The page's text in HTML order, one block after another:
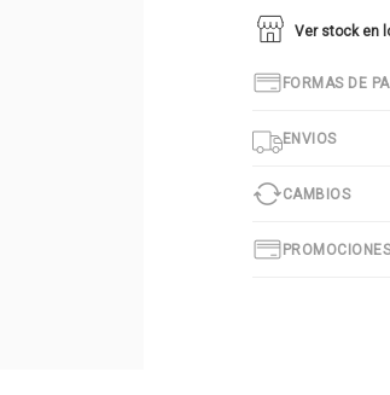
Ver stock en
FORMAS DE
ENVIOS
CAMBIOS